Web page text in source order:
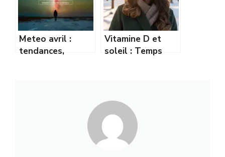
Meteo avril :
tendances,
Vitamine D et
soleil : Temps